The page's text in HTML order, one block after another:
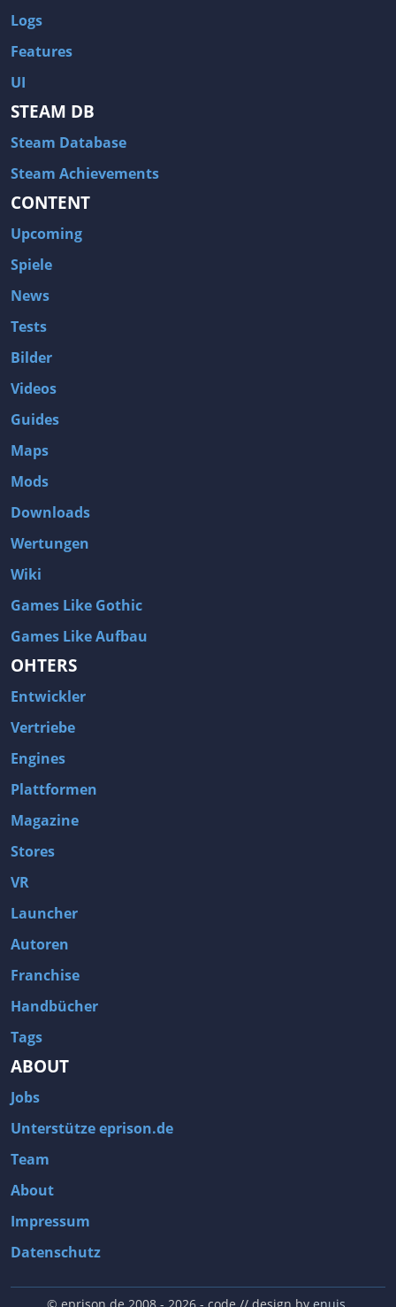
Logs
Features
UI
STEAM DB
Steam Database
Steam Achievements
CONTENT
Upcoming
Spiele
News
Tests
Bilder
Videos
Guides
Maps
Mods
Downloads
Wertungen
Wiki
Games Like Gothic
Games Like Aufbau
OHTERS
Entwickler
Vertriebe
Engines
Plattformen
Magazine
Stores
VR
Launcher
Autoren
Franchise
Handbücher
Tags
ABOUT
Jobs
Unterstütze eprison.de
Team
About
Impressum
Datenschutz